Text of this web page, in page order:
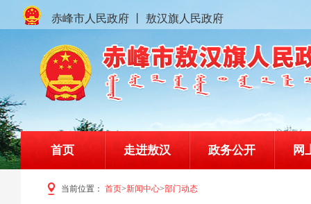
赤峰市人民政府 敖汉旗人民政府
首页 走进敖汉 政务公开 网
当前位置： 首页>新闻中心>部门动态